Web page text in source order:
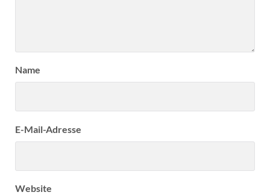
Name
E-Mail-Adresse
Website